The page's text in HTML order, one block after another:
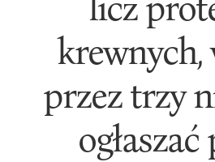
przez trzy